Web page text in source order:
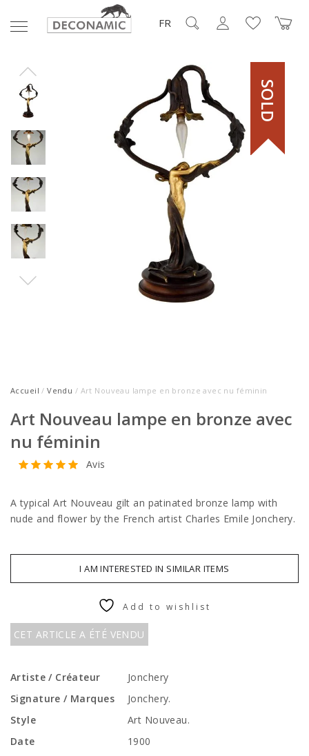
FR
SOLD
Accueil /Vendu / Art Nouveau lampe en bronze avec nu féminin
Art Nouveau lampe en bronze avec
nu féminin
Avis
A typical Art Nouveau gilt an patinated bronze lamp with
nude and flower by the French artist Charles Emile Jonchery.
I AM INTERESTED IN SIMILAR ITEMS
CET ARTICLE A ÉTÉ VENDU
Add to wishlist
Artiste / Créateur
Jonchery
Signature / Marques
Jonchery.
Style
Art Nouveau.
Date
1900